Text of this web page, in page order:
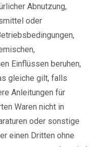
Abnutzung,
oder
Einflüssen beruhen,
gleiche gilt, falls
Anleitungen für
Waren nicht in
oder sonstige
einen Dritten ohne